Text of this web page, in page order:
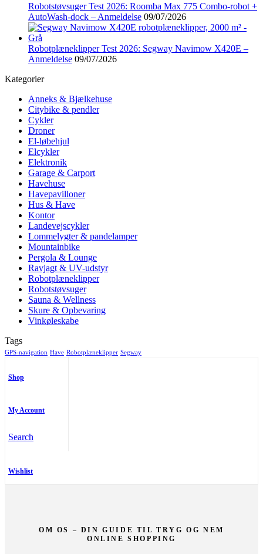
Robotstøvsuger Test 2026: Roomba Max 775 Combo-robot +
AutoWash-dock – Anmeldelse 09/07/2026
Robotplæneklipper Test 2026: Segway Navimow X420E –
Anmeldelse 09/07/2026
Kategorier
Anneks & Bjælkehuse
Citybike & pendler
Cykler
Droner
El-løbehjul
Elcykler
Elektronik
Garage & Carport
Havehuse
Havepavilloner
Hus & Have
Kontor
Landevejscykler
Lommelygter & pandelamper
Mountainbike
Pergola & Lounge
Ravjagt & UV-udstyr
Robotplæneklipper
Robotstøvsuger
Sauna & Wellness
Skure & Opbevaring
Vinkøleskabe
Tags
GPS-navigation Have Robotplæneklipper Segway
Shop
My Account
Search
Wishlist
OM OS – DIN GUIDE TIL TRYG OG NEM
ONLINE SHOPPING